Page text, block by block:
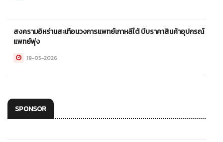
สงครามอิหร่านสะเทือนวงการแพทย์เกาหลีใต้ บีบราคาสินค้าอุปกรณ์
แพทย์พุ่ง
19-05-2026
SPONSOR